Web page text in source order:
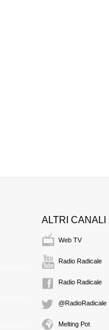
ALTRI CANALI
Web TV
Radio Radicale
Radio Radicale
@RadioRadicale
Melting Pot